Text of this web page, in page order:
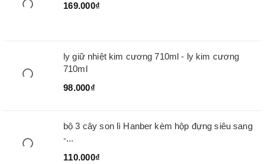
169.000₫
ly giữ nhiệt kim cương 710ml - ly kim cương
710ml
98.000₫
bộ 3 cây son lì Hanber kèm hộp đựng siêu sang
-...
110.000₫